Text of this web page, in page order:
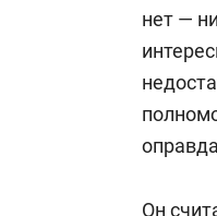
нет —
Он